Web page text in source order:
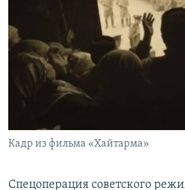
Кадр из фильма «Хайтарма»
Спецоперация советского